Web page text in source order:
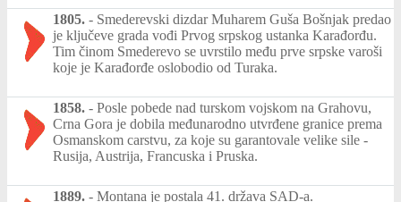
1805. - Smederevski dizdar Muharem Guša Bošnjak predao
je ključeve grada vođi Prvog srpskog ustanka Karađorđu.
Tim činom Smederevo se uvrstilo među prve srpske varoši
koje je Karađorđe oslobodio od Turaka.
1858. - Posle pobede nad turskom vojskom na Grahovu,
Crna Gora je dobila međunarodno utvrđene granice prema
Osmanskom carstvu, za koje su garantovale velike sile -
Rusija, Austrija, Francuska i Pruska.
1889. - Montana je postala 41. država SAD-a.